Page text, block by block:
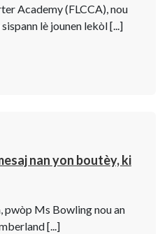
Academy (FLCCA), nou
lè jounen lekòl [...]
nan yon boutèy, ki
pwòp Ms Bowling nou an
[...]